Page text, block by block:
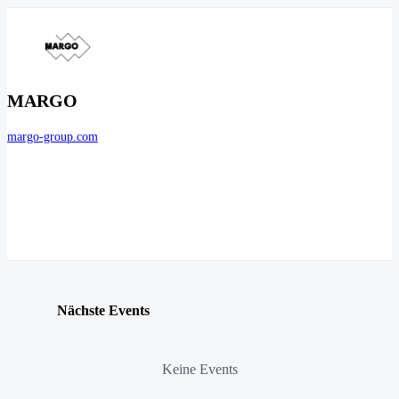
MARGO
margo-group.com
Nächste Events
Keine Events